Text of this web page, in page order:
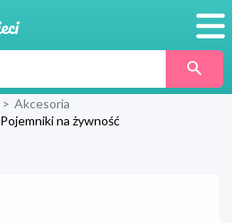
Produkty
> Akcesoria
Pojemniki na żywność